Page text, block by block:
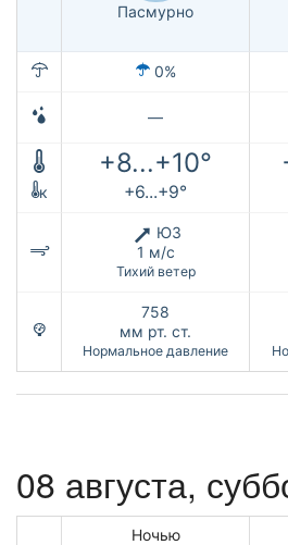
Пасмурно
0%
—
+8...+10°
к +6...+9°
ЮЗ
1 м/с
Тихий ветер
758
мм рт. ст.
Нормальное давление
08 августа,
Ночью